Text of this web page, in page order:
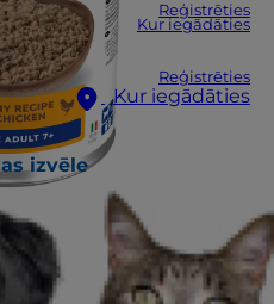
Reģistrēties
Kur iegādāties
Reģistrēties
Kur iegādāties
izvēle